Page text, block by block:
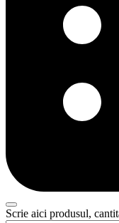
Scrie aici produsul,